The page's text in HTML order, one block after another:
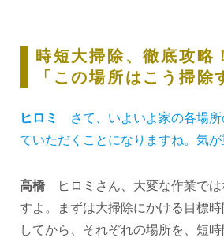
時短大掃除、徹底攻略
「この場所はこう掃除
ヒロミ
さて、いよいよ家の各場所
ていただくことになりますね。気
高橋ヒロミさん、大変な作業では
すよ。まずは大掃除にかける目標
してから、それぞれの場所を、短